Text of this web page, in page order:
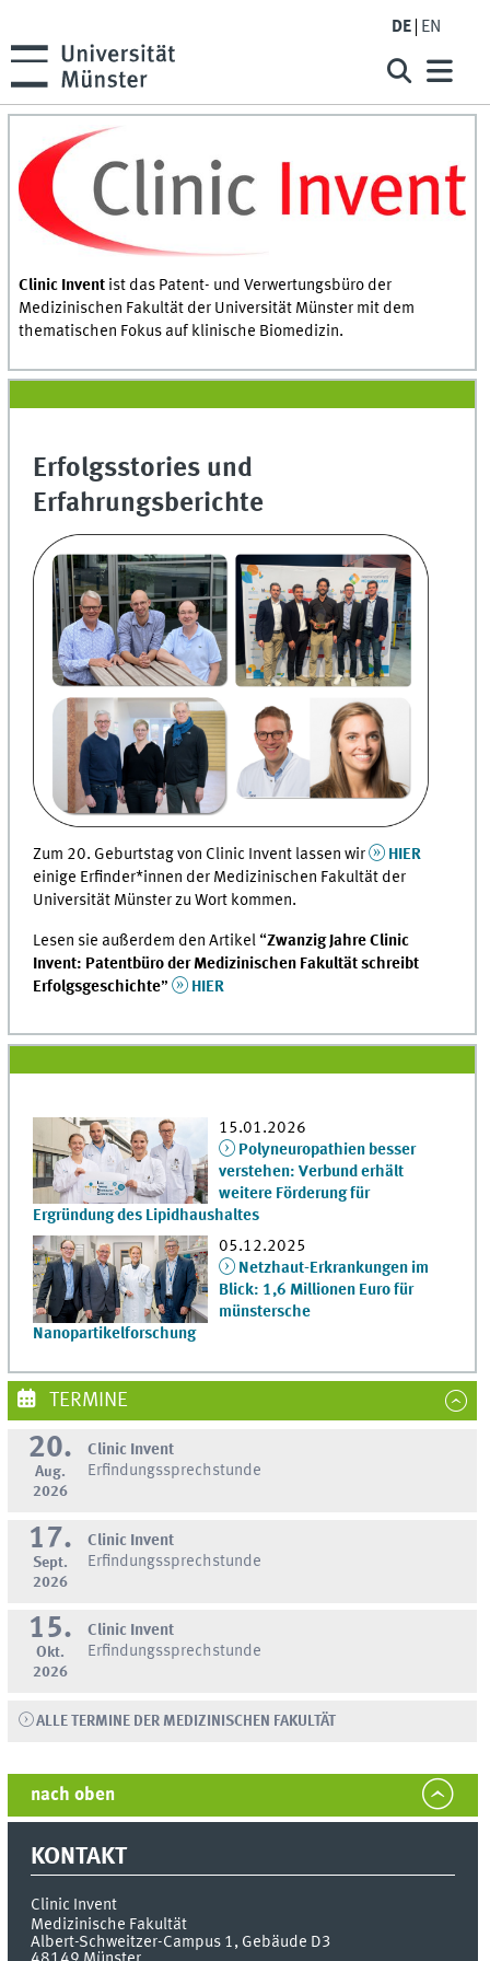
DE EN
Clinic Invent ist das Patent- und Verwertungsbüro der
Medizinischen Fakultät der Universität Münster mit dem
thematischen Fokus auf klinische Biomedizin.
Erfolgsstories und
Erfahrungsberichte
Zum 20. Geburtstag von Clinic Invent lassen wir
HIER
einige Erfinder*innen der Medizinischen Fakultät der
Universität Münster zu Wort kommen.
Lesen sie außerdem den Artikel “Zwanzig Jahre Clinic
Invent: Patentbüro der Medizinischen Fakultät schreibt
Erfolgsgeschichte” HIER
15.01.2026
Polyneuropathien besser
verstehen: Verbund erhält
weitere Förderung für
Ergründung des Lipidhaushaltes
05.12.2025
Netzhaut-Erkrankungen im
Blick: 1,6 Millionen Euro für
münstersche
Nanopartikelforschung
TERMINE
20.
Aug.
2026
Clinic Invent
Erfindungssprechstunde
17.
Sept.
2026
Clinic Invent
Erfindungssprechstunde
15.
Okt.
2026
Clinic Invent
Erfindungssprechstunde
ALLE TERMINE DER MEDIZINISCHEN FAKULTÄT
nach oben
KONTAKT
Clinic Invent
Medizinische Fakultät
Albert-Schweitzer-Campus 1, Gebäude D3